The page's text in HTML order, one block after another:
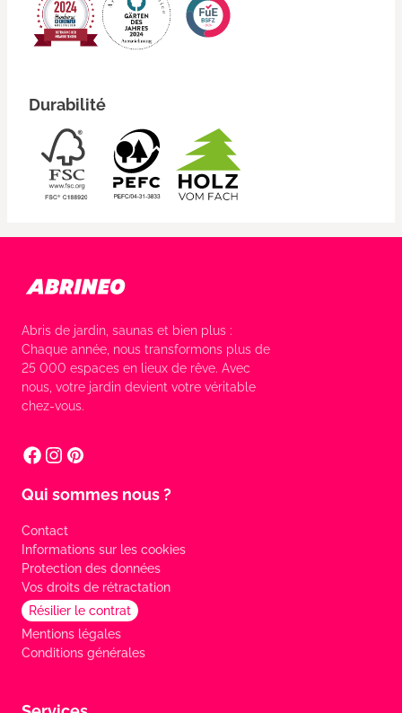
Durabilité
Abris de jardin, saunas et bien plus :
Chaque année, nous transformons plus de
25 000 espaces en lieux de rêve. Avec
nous, votre jardin devient votre véritable
chez-vous.
Qui sommes nous ?
Contact
Informations sur les cookies
Protection des données
Vos droits de rétractation
Résilier le contrat
Mentions légales
Conditions générales